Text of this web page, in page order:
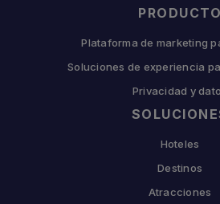
PRODUCTO
Plataforma de marketing
Soluciones de experiencia
Privacidad y
Hoteles
Destinos
Atracciones